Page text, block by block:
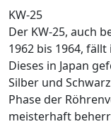
KW-25
Der KW-25, auch
1962 bis 1964,
Dieses in Japan
Silber und
Phase der
meisterhaft